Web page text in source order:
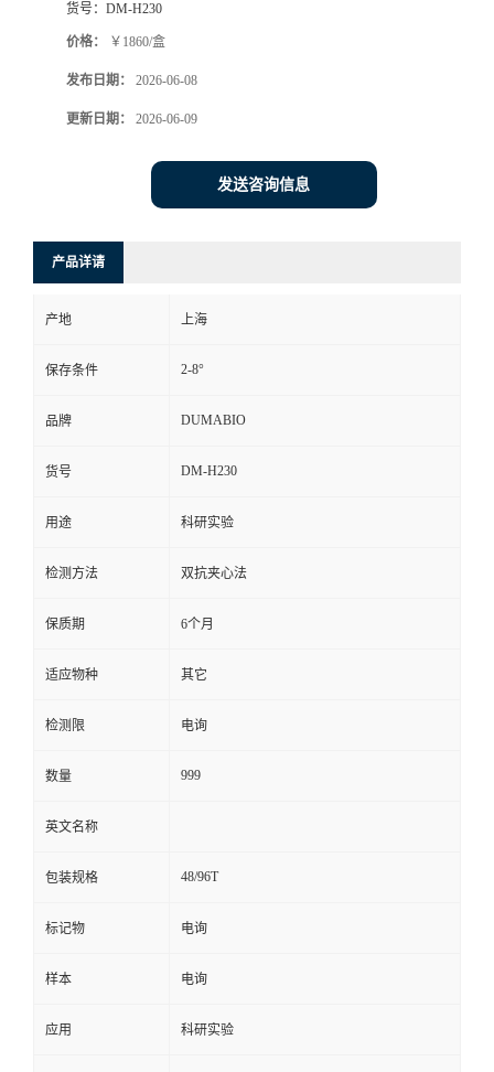
在
线
留
言
货号： DM-H230
价格： ￥1860/盒
发布日期： 2026-06-08
更新日期： 2026-06-09
发送咨询信息
产品详请
产地 上海
保存条件 2-8°
品牌 DUMABIO
货号 DM-H230
用途 科研实验
检测方法 双抗夹心法
保质期 6个月
适应物种 其它
检测限 电询
数量 999
英文名称
包装规格 48/96T
标记物 电询
样本 电询
应用 科研实验